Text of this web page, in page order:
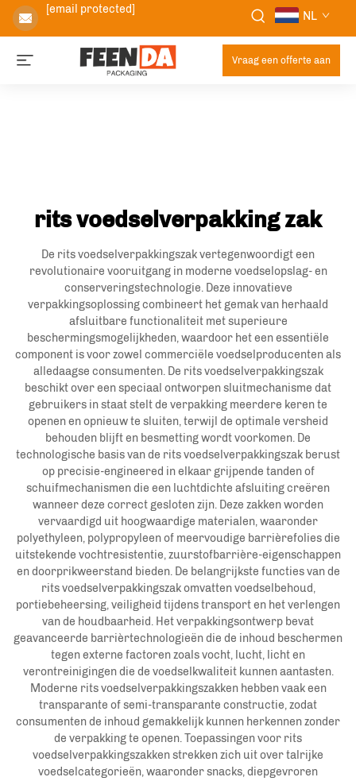
[email protected] NL
Vraag een offerte aan
rits voedselverpakking zak
De rits voedselverpakkingszak vertegenwoordigt een
revolutionaire vooruitgang in moderne voedselopslag- en
conserveringstechnologie. Deze innovatieve
verpakkingsoplossing combineert het gemak van herhaald
afsluitbare functionaliteit met superieure
beschermingsmogelijkheden, waardoor het een essentiële
component is voor zowel commerciële voedselproducenten als
alledaagse consumenten. De rits voedselverpakkingszak
beschikt over een speciaal ontworpen sluitmechanisme dat
gebruikers in staat stelt de verpakking meerdere keren te
openen en opnieuw te sluiten, terwijl de optimale versheid
behouden blijft en besmetting wordt voorkomen. De
technologische basis van de rits voedselverpakkingszak berust
op precisie-engineered in elkaar grijpende tanden of
schuifmechanismen die een luchtdichte afsluiting creëren
wanneer deze correct gesloten zijn. Deze zakken worden
vervaardigd uit hoogwaardige materialen, waaronder
polyethyleen, polypropyleen of meervoudige barrièrefolies die
uitstekende vochtresistentie, zuurstofbarrière-eigenschappen
en doorprikweerstand bieden. De belangrijkste functies van de
rits voedselverpakkingszak omvatten voedselbehoud,
portiebeheersing, veiligheid tijdens transport en het verlengen
van de houdbaarheid. Het verpakkingsontwerp bevat
geavanceerde barrièrtechnologieën die de inhoud beschermen
tegen externe factoren zoals vocht, lucht, licht en
verontreinigingen die de voedselkwaliteit kunnen aantasten.
Moderne rits voedselverpakkingszakken hebben vaak een
transparante of semi-transparante constructie, zodat
consumenten de inhoud gemakkelijk kunnen herkennen zonder
de verpakking te openen. Toepassingen voor rits
voedselverpakkingszakken strekken zich uit over talrijke
voedselcategorieën, waaronder snacks, diepgevroren